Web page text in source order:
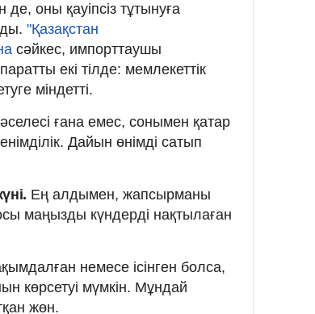
де, оны қауіпсіз тұтынуға
"Қазақстан
сәйкес, импорттаушы
екі тілде: мемлекеттік
міндетті.
ғана емес, сонымен қатар
Дайын өнімді сатып
Ең алдымен, жапсырманы
маңызды күндерді нақтылаған
немесе ісінген болса,
көрсетуі мүмкін. Мұндай
жөн.